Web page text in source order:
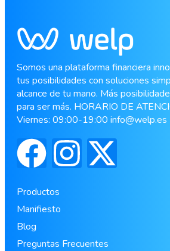
Somos una plataforma financiera
tus posibilidades con soluciones
alcance de tu mano. Más
para ser más. HORARIO DE
Viernes: 09:00-19:00 info@welp.es
Productos
Manifiesto
Blog
Preguntas Frecuentes